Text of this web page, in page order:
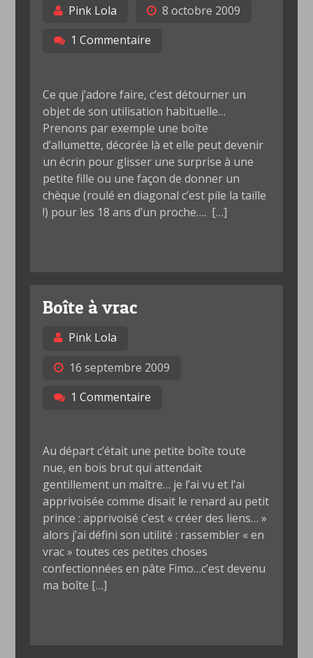
Pink Lola
8 octobre 2009
1 Commentaire
Ce que j’adore faire, c’est détourner un
objet de son utilisation habituelle…
Prenons par exemple une boîte
d’allumette, décorée là et elle peut devenir
un écrin pour glisser une surprise à une
petite fille ou une façon de donner un
chèque (roulé en diagonal c’est pile la taille
!) pour les 18 ans d’un proche…. […]
Boîte à vrac
Pink Lola
16 septembre 2009
1 Commentaire
Au départ c’était une petite boîte toute
nue, en bois brut qui attendait
gentillement un maître… je l’ai vu et l’ai
apprivoisée comme disait le renard au petit
prince : apprivoisé c’est « créer des liens… »
alors j’ai défini son utilité : rassembler « en
vrac » toutes ces petites choses
confectionnées en pâte Fimo…c’est devenu
ma boîte […]